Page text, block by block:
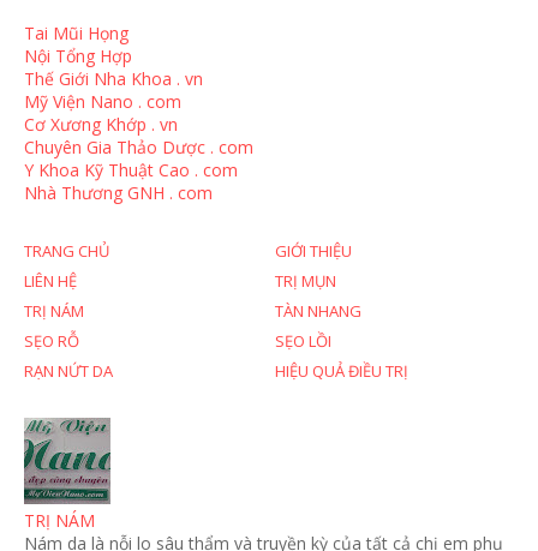
Tai Mũi Họng
Nội Tổng Hợp
Thế Giới Nha Khoa . vn
Mỹ Viện Nano . com
Cơ Xương Khớp . vn
Chuyên Gia Thảo Dược . com
Y Khoa Kỹ Thuật Cao . com
Nhà Thương GNH . com
TRANG CHỦ
GIỚI THIỆU
LIÊN HỆ
TRỊ MỤN
TRỊ NÁM
TÀN NHANG
SẸO RỖ
SẸO LỒI
RẠN NỨT DA
HIỆU QUẢ ĐIỀU TRỊ
TRỊ NÁM
Nám da là nỗi lo sâu thẩm và truyền kỳ của tất cả chị em phụ